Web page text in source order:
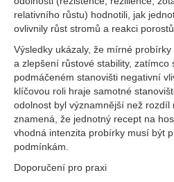
relativního růstu) hodnotili, jak
ovlivnily růst stromů a reakci
Výsledky ukázaly, že mírné
a zlepšení růstové stability, zatímco
podmáčeném stanovišti negativní
klíčovou roli hraje samotné
odolnost byl významnější než rozdíl
znamená, že jednotný recept na
vhodná intenzita probírky musí být
podmínkám.
Doporučení pro praxi